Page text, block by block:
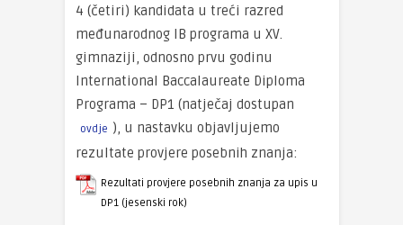
4 (četiri) kandidata u treći razred
međunarodnog IB programa u XV.
gimnaziji, odnosno prvu godinu
International Baccalaureate Diploma
Programa – DP1 (natječaj dostupan
ovdje ), u nastavku objavljujemo
rezultate provjere posebnih znanja:
Rezultati provjere posebnih znanja za upis u
DP1 (jesenski rok)